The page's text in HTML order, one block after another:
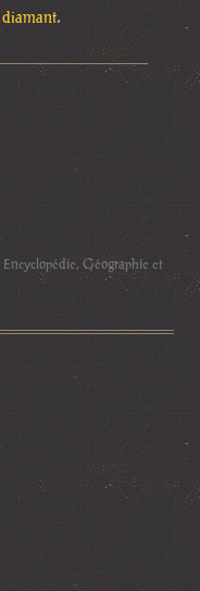
diamant.
Encyclopédie, Géographie et